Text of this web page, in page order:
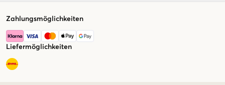
Zahlungsmöglichkeiten
Liefermöglichkeiten